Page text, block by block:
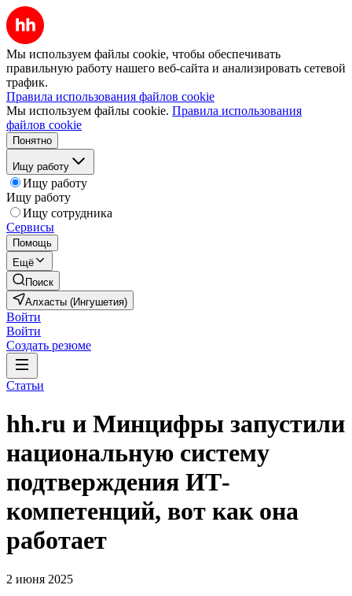
Мы используем файлы cookie, чтобы обеспечивать
правильную работу нашего веб-сайта и анализировать сетевой
трафик.
Правила использования файлов cookie
Мы используем файлы cookie. Правила использования
файлов cookie
Понятно
Ищу работу
Ищу работу
Ищу работу
Ищу сотрудника
Сервисы
Помощь
Ещё
Поиск
Алхасты (Ингушетия)
Войти
Войти
Создать резюме
Статьи
hh.ru и Минцифры запустили
национальную систему
подтверждения ИТ-
компетенций, вот как она
работает
2 июня 2025